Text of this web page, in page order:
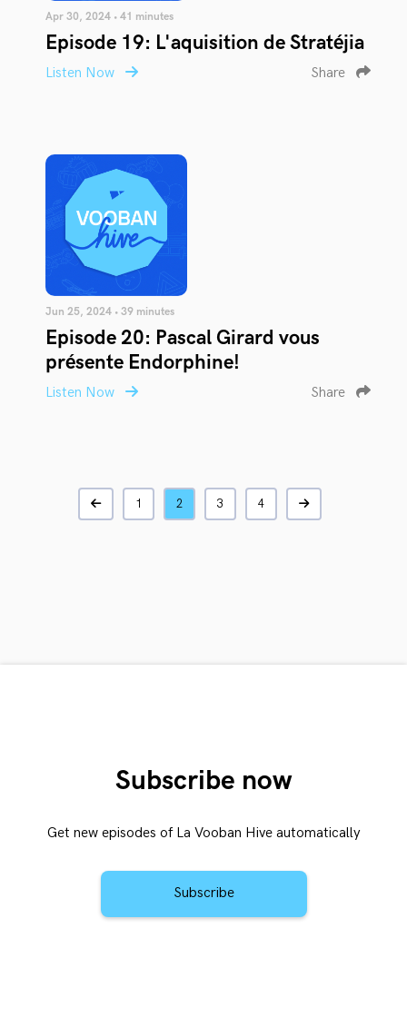
Apr 30, 2024 • 41 minutes
Episode 19: L'aquisition de Stratéjia
Listen Now Share
Jun 25, 2024 • 39 minutes
Episode 20: Pascal Girard vous
présente Endorphine!
Listen Now Share
1 2 3 4
Subscribe now
Get new episodes of La Vooban Hive automatically
Subscribe